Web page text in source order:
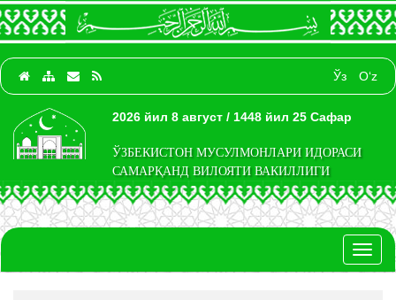
Ўз O‘z
2026 йил 8 август / 1448 йил 25 Сафар
ЎЗБЕКИСТОН МУСУЛМОНЛАРИ ИДОРАСИ
САМАРҚАНД ВИЛОЯТИ ВАКИЛЛИГИ